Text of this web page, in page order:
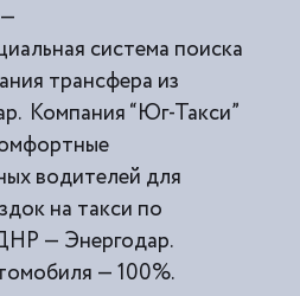
система поиска
трансфера из
Компания “Юг-Такси”
водителей для
на такси по
— Энергодар.
— 100%.